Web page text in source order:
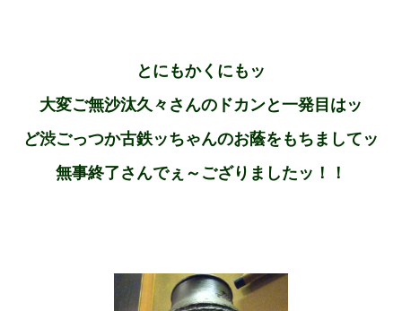
とにもかくにもッ
大変ご無沙汰久々さんのドカンと一発目はッ
ど渋ごっつか古鉄ッちゃんのお蔭をもちましてッ
無事終了さんでぇ～ござりましたッ！！